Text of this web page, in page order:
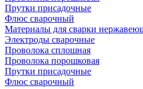
Прутки присадочные
Флюс сварочный
Материалы для сварки
Электроды сварочные
Проволока сплошная
Проволока порошковая
Прутки присадочные
Флюс сварочный